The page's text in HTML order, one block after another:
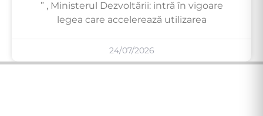
” , Ministerul Dezvoltării: intră în vigoare
legea care accelerează utilizarea
24/07/2026